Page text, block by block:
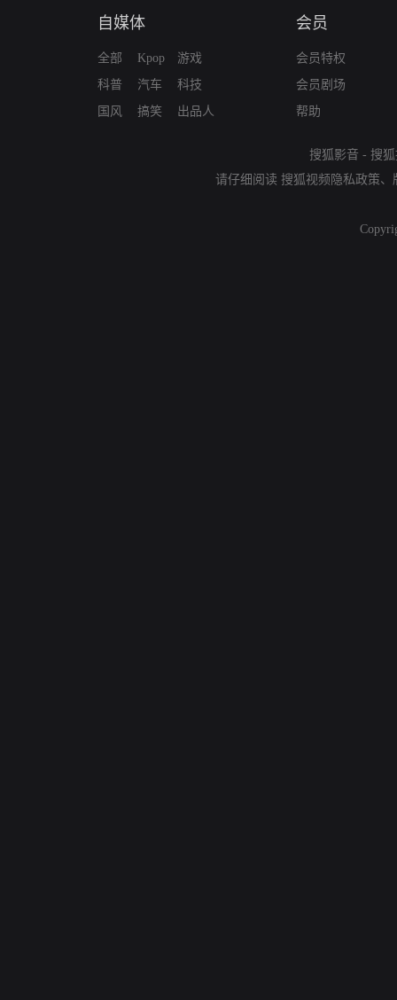
自媒体
全部
科普
国风
Kpop
汽车
搞笑
游戏
科技
出品人
会员
会员特权
会员剧场
帮助
搜狐影音 - 搜
请仔细阅读 搜狐视频隐私政策、